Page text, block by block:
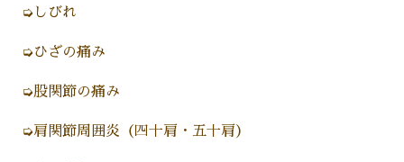
➭しびれ
➭ひざの痛み
➭股関節の痛み
➭肩関節周囲炎（四十肩・五十肩）